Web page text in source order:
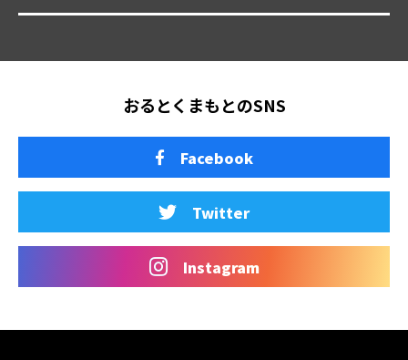
おるとくまもとのSNS
Facebook
Twitter
Instagram